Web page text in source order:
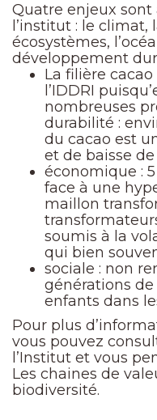
Quatre enjeux
l’institut : le
écosystèmes,
développement
La filière
l’IDDRI
nombreuses
durabilité :
du cacao est
et de baisse
économique :
face à une
maillon
soumis à la
qui bien
sociale : non
générations
enfants dans
Pour plus
vous pouvez
l’Institut et vous
Les chaines de
biodiversité.